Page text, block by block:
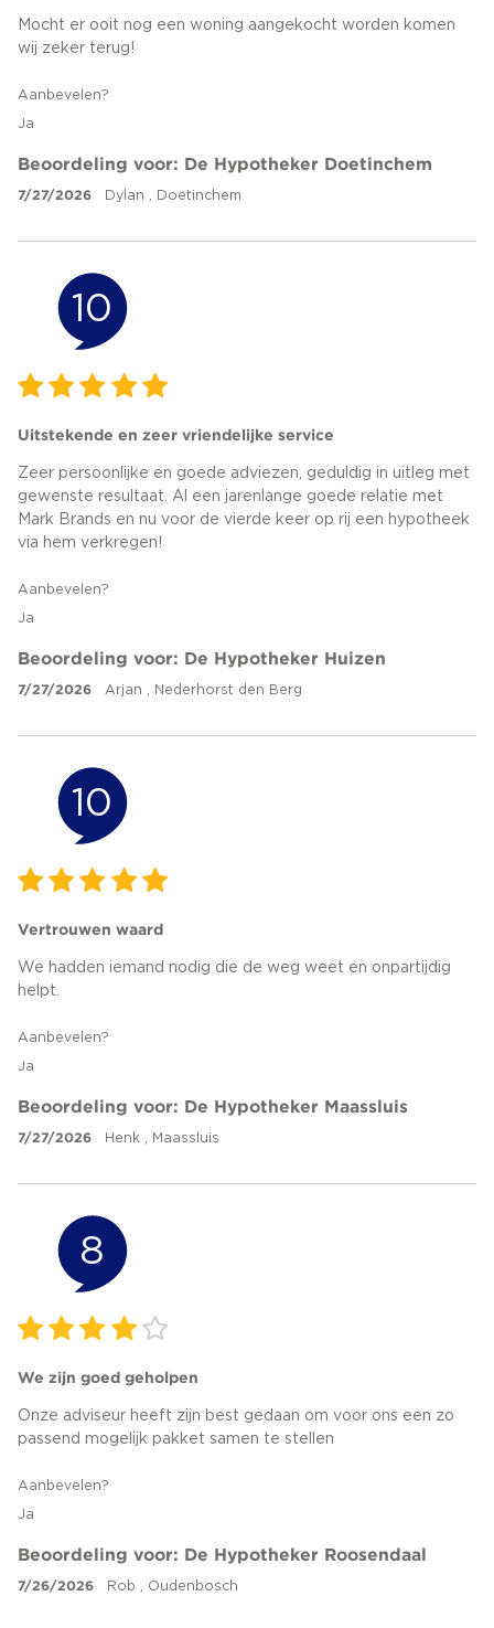
Mocht er ooit nog een woning aangekocht worden komen
wij zeker terug!
Aanbevelen?
Ja
Beoordeling voor: De Hypotheker Doetinchem
7/27/2026 Dylan , Doetinchem
10
Uitstekende en zeer vriendelijke service
Zeer persoonlijke en goede adviezen, geduldig in uitleg met
gewenste resultaat. Al een jarenlange goede relatie met
Mark Brands en nu voor de vierde keer op rij een hypotheek
via hem verkregen!
Aanbevelen?
Ja
Beoordeling voor: De Hypotheker Huizen
7/27/2026 Arjan , Nederhorst den Berg
10
Vertrouwen waard
We hadden iemand nodig die de weg weet en onpartijdig
helpt.
Aanbevelen?
Ja
Beoordeling voor: De Hypotheker Maassluis
7/27/2026 Henk , Maassluis
8
We zijn goed geholpen
Onze adviseur heeft zijn best gedaan om voor ons een zo
passend mogelijk pakket samen te stellen
Aanbevelen?
Ja
Beoordeling voor: De Hypotheker Roosendaal
7/26/2026 Rob , Oudenbosch